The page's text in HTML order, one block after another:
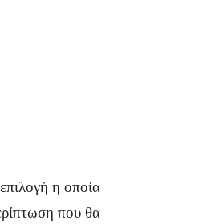
η οποία
που θα